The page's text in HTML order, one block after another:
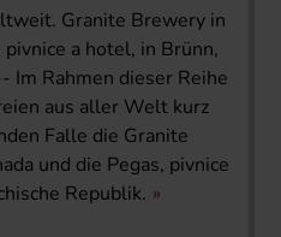
Granite Brewery in
pivnice a hotel, in Brünn,
Im Rahmen dieser Reihe
aus aller Welt kurz
Falle die Granite
und die Pegas, pivnice
Republik.